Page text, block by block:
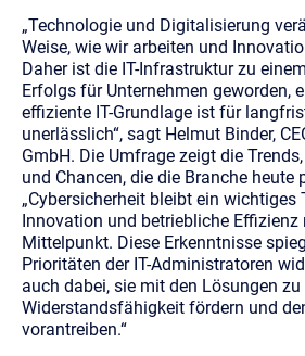
„Technologie und Digitalisierung
Weise, wie wir arbeiten und
Daher ist die IT-Infrastruktur zu
Erfolgs für Unternehmen geworden,
effiziente IT-Grundlage ist für
unerlässlich“, sagt Helmut Binder,
GmbH. Die Umfrage zeigt die
und Chancen, die die Branche heute
„Cybersicherheit bleibt ein wichtiges
Innovation und betriebliche Effizienz
Mittelpunkt. Diese Erkenntnisse
Prioritäten der IT-Administratoren
auch dabei, sie mit den Lösungen
Widerstandsfähigkeit fördern und
vorantreiben.“